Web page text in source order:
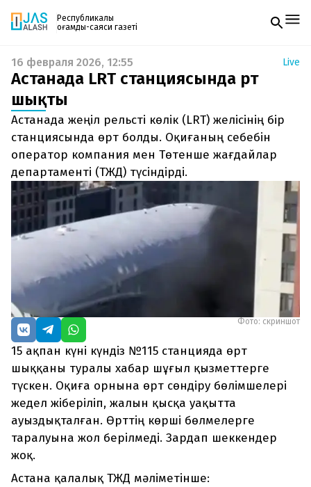
Республикалық
қоғамдық-саяси газеті
Жаңалықтар
Спорт
Live
Руханият
Аймақ
Архив
Заң және тәртіп
Редакциямен байланыс
+7 708 604 51 06
Жарнама бөлімі
+7 701 220 64 52
Пошта
zhasalash100@gmail.com
Газетке жазылу
PDF форматтағы газетті ай сайын электронды
поштаңызға алып отырыңыз. Жаңа нөмір
шыққан сәтте сізге бірден жіберіледі. Тек email
енгізіңіз, біз қалғанын өзіміз жібереміз.
16 февраля 2026, 12:55 Live
Астанада LRT станциясында өрт
шықты
Астанада жеңіл рельсті көлік (LRT) желісінің бір
станциясында өрт болды. Оқиғаның себебін
оператор компания мен Төтенше жағдайлар
департаменті (ТЖД) түсіндірді.
Фото: скриншот
15 ақпан күні күндіз №115 станцияда өрт
шыққаны туралы хабар шұғыл қызметтерге
түскен. Оқиға орнына өрт сөндіру бөлімшелері
жедел жіберіліп, жалын қысқа уақытта
ауыздықталған. Өрттің көрші бөлмелерге
таралуына жол берілмеді. Зардап шеккендер
жоқ.
Астана қалалық ТЖД мәліметінше: